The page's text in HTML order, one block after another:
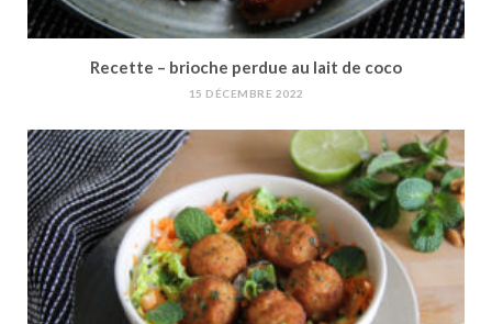
Recette – brioche perdue au lait de coco
15 DÉCEMBRE 2022